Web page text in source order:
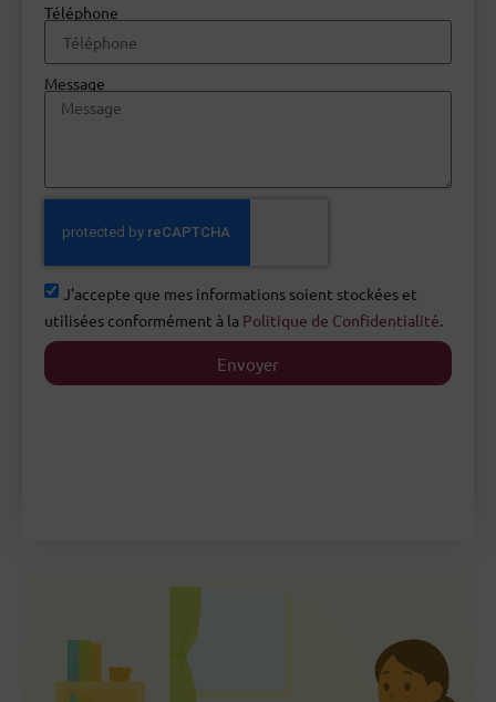
Téléphone
Message
J'accepte que mes informations soient stockées et
utilisées conformément à la Politique de Confidentialité.
Envoyer